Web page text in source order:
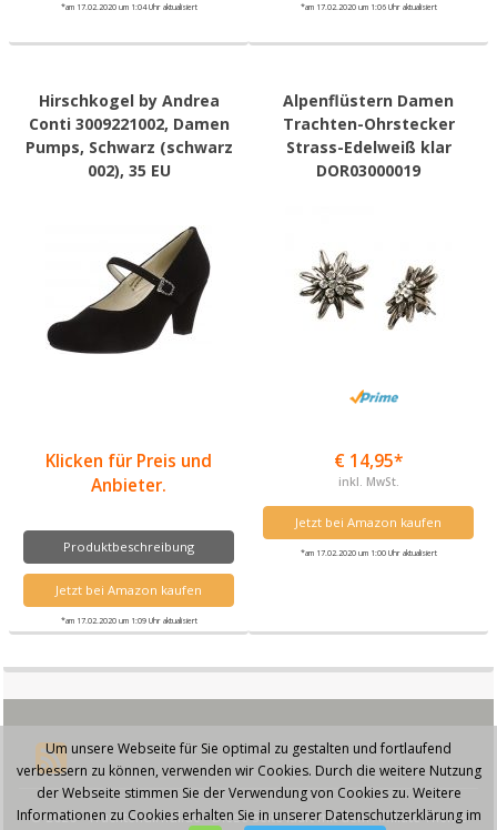
*am 17.02.2020 um 1:04 Uhr aktualisiert *am 17.02.2020 um 1:06 Uhr aktualisiert
Hirschkogel by Andrea
Conti 3009221002, Damen
Pumps, Schwarz (schwarz
002), 35 EU
Klicken für Preis und
Anbieter.
Produktbeschreibung
Jetzt bei Amazon kaufen
*am 17.02.2020 um 1:09 Uhr aktualisiert
Alpenflüstern Damen
Trachten-Ohrstecker
Strass-Edelweiß klar
DOR03000019
€ 14,95*
inkl. MwSt.
Jetzt bei Amazon kaufen
*am 17.02.2020 um 1:00 Uhr aktualisiert
© 2026 - Trachtendirndl.de - Diese Seite läuft mit dem Affiliate Theme
Um unsere Webseite für Sie optimal zu gestalten und fortlaufend
verbessern zu können, verwenden wir Cookies. Durch die weitere Nutzung
der Webseite stimmen Sie der Verwendung von Cookies zu. Weitere
Informationen zu Cookies erhalten Sie in unserer Datenschutzerklärung im